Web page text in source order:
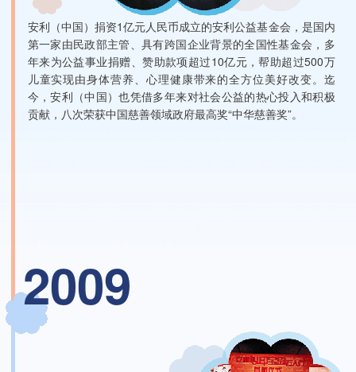
安利（中国）捐资1亿元人民币成立的安利公益基金会，是国内
第一家由民政部主管、具有跨国企业背景的全国性基金会，多
年来为公益事业捐赠、赞助款项超过10亿元，帮助超过500万
儿童实现由身体营养、心理健康带来的全方位美好改变。迄
今，安利（中国）也凭借多年来对社会公益的热心投入和积极
贡献，八次荣获中国慈善领域政府最高奖“中华慈善奖”。
2009